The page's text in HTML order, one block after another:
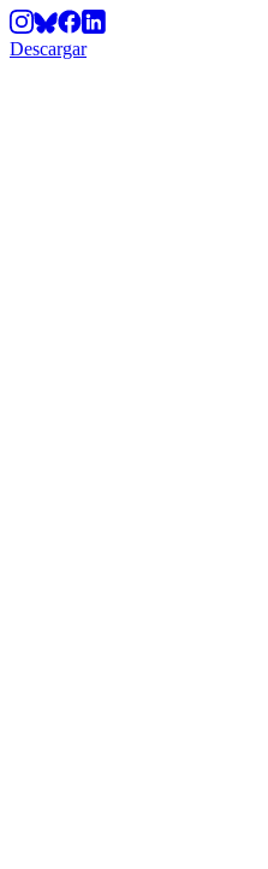
Descargar